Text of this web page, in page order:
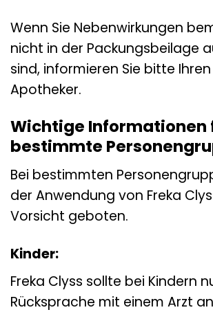
Wenn Sie Nebenwirkungen
nicht in der Packungsbeilage
sind, informieren Sie bitte
Apotheker.
Wichtige Informationen
bestimmte
Bei bestimmten
der Anwendung von Freka
Vorsicht geboten.
Kinder:
Freka Clyss sollte bei Kindern
Rücksprache mit einem Arzt